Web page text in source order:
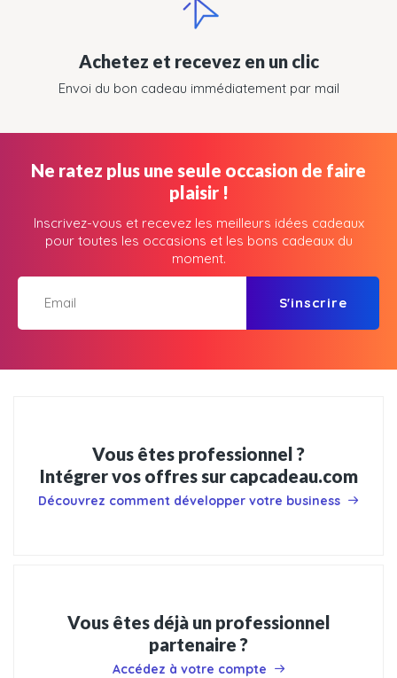
Achetez et recevez en un clic
Envoi du bon cadeau immédiatement par mail
Ne ratez plus une seule occasion de faire
plaisir !
Inscrivez-vous et recevez les meilleurs idées cadeaux
pour toutes les occasions et les bons cadeaux du
moment.
S'inscrire
Vous êtes professionnel ?
Intégrer vos offres sur capcadeau.com
Découvrez comment développer votre business
Vous êtes déjà un professionnel
partenaire ?
Accédez à votre compte